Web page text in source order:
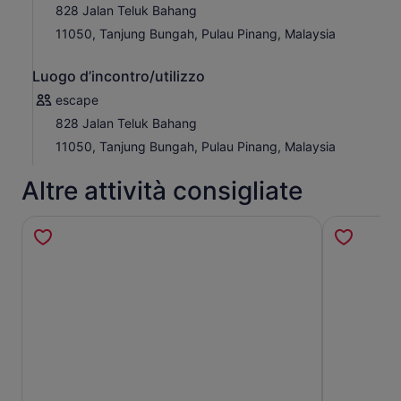
828 Jalan Teluk Bahang
11050, Tanjung Bungah, Pulau Pinang, Malaysia
Luogo d’incontro/utilizzo
escape
828 Jalan Teluk Bahang
11050, Tanjung Bungah, Pulau Pinang, Malaysia
Altre attività consigliate